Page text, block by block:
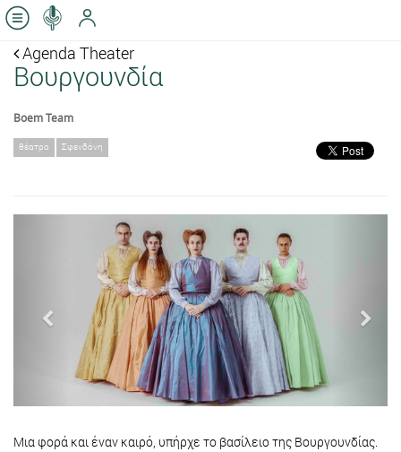
Agenda Theater
Βουργουνδία
Boem Team
θέατρο Σφενδόνη
Μια φορά και έναν καιρό, υπήρχε το βασίλειο της Βουργουνδίας.